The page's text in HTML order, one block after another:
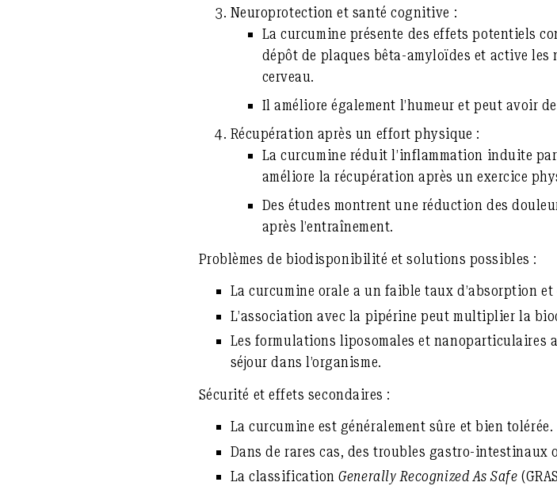
Neuroprotection et santé cognitive :
La curcumine présente des effets potentiels
dépôt de plaques bêta-amyloïdes et active
cerveau.
Il améliore également l’humeur et peut avoir
Récupération après un effort physique :
La curcumine réduit l’inflammation induite
améliore la récupération après un exercice
Des études montrent une réduction des
après l’entraînement.
Problèmes de biodisponibilité et solutions possibles :
La curcumine orale a un faible taux d’absorption
L’association avec la pipérine peut multiplier la
Les formulations liposomales et nanoparticulaires
séjour dans l’organisme.
Sécurité et effets secondaires :
La curcumine est généralement sûre et bien tolérée.
Dans de rares cas, des troubles gastro-intestinaux
La classificationGenerally Recognized As Safe